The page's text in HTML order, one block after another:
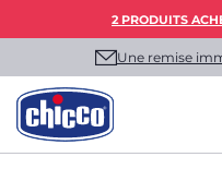
2 PRODUITS
Une remise